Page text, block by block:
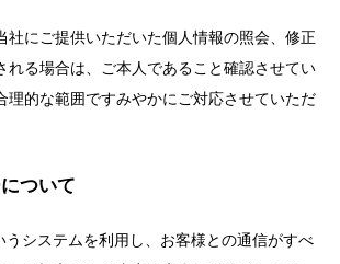
社にご提供いただいた個人情報の照会、修正
れる場合は、ご本人であること確認させてい
理的な範囲ですみやかにご対応させていただ
ついて
うシステムを利用し、お客様との通信がすべ